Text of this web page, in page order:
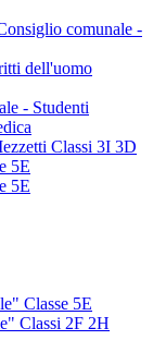
comunale -
dell'uomo
- Studenti
Classi 3I 3D
5E
5E
Classe 5E
Classi 2F 2H